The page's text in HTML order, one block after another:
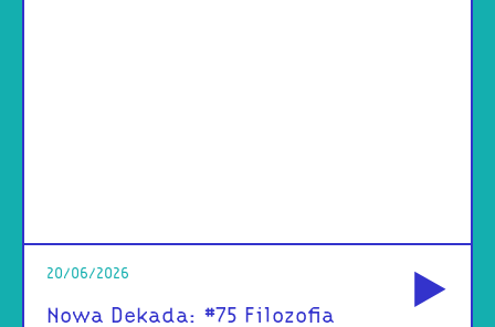
20/06/2026
Nowa Dekada: #75 Filozofia